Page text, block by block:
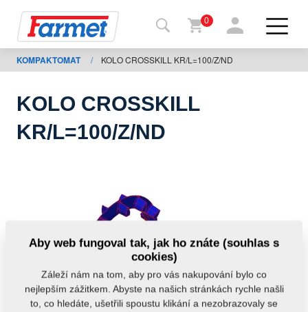
Zpět
na
shop
stažení
0
KOMPAKTOMAT / KOLO CROSSKILL KR/L=100/Z/ND
KOLO CROSSKILL
KR/L=100/Z/ND
Aby web fungoval tak, jak ho znáte (souhlas s
cookies)
Záleží nám na tom, aby pro vás nakupování bylo co
nejlepším zážitkem. Abyste na našich stránkách rychle našli
to, co hledáte, ušetřili spoustu klikání a nezobrazovaly se